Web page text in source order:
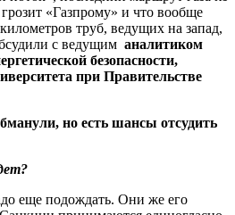
«Газпрому» и что вообще
труб, ведущих на запад,
с ведущим аналитиком
безопасности,
при Правительстве
но есть шансы отсудить
еще подождать. Они же его